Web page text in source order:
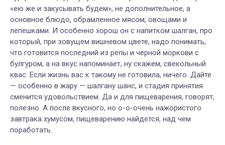
«ею же и закусывать будем», не дополнительное, а
основное блюдо, обрамленное мясом, овощами и
лепешками. И особенно хорош он с напитком шалган, про
который, при зовущем вишневом цвете, надо понимать,
что готовится последний из репы и черной моркови с
булгуром, а на вкус напоминает, ну скажем, свекольный
квас. Если жизнь вас к такому не готовила, ничего. Дайте
— особенно в жару — шалгану шанс, и стадия принятия
сменится удовольствием. Да и для пищеварения, говорят,
полезно. А после вкусного, но о-о-очень нажористого
завтрака хумусом, пищеварению найдется, над чем
поработать.